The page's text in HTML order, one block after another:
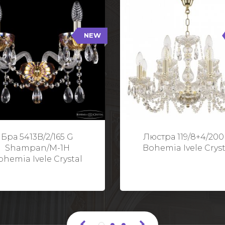
NEW
Бра 5413B/2/165 G
Shampan/M-1H
Ivele Crystal
2/165 G Shampan/M-1H
Тип: Хрустальные
арматуры: Золото/
Кол-во ламп: 2
Ширина: 35 см
Люстра 119/8+4/200
Bohemia Ivele
119/8+4/200 G
Тип: Стеклянный рожок
Цвет арматуры:
Кол-во ламп:
Диаметр: 58